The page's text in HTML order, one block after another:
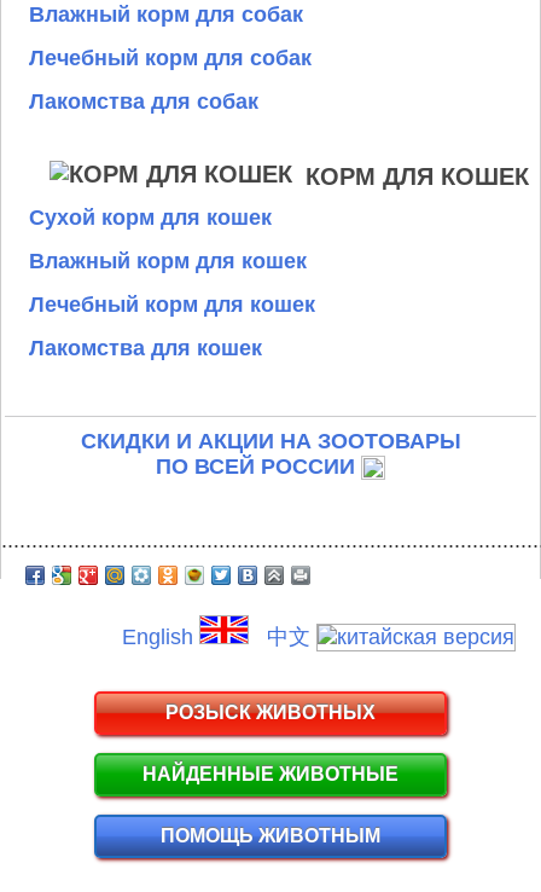
Влажный корм для собак
Лечебный корм для собак
Лакомства для собак
КОРМ ДЛЯ КОШЕК
Сухой корм для кошек
Влажный корм для кошек
Лечебный корм для кошек
Лакомства для кошек
СКИДКИ И АКЦИИ НА ЗООТОВАРЫ
ПО ВСЕЙ РОССИИ
English 中文
РОЗЫСК ЖИВОТНЫХ
НАЙДЕННЫЕ ЖИВОТНЫЕ
ПОМОЩЬ ЖИВОТНЫМ